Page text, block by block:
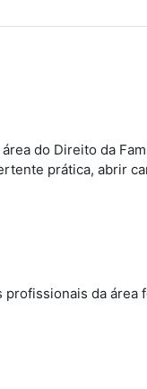
do Direito da
prática, abrir
da área